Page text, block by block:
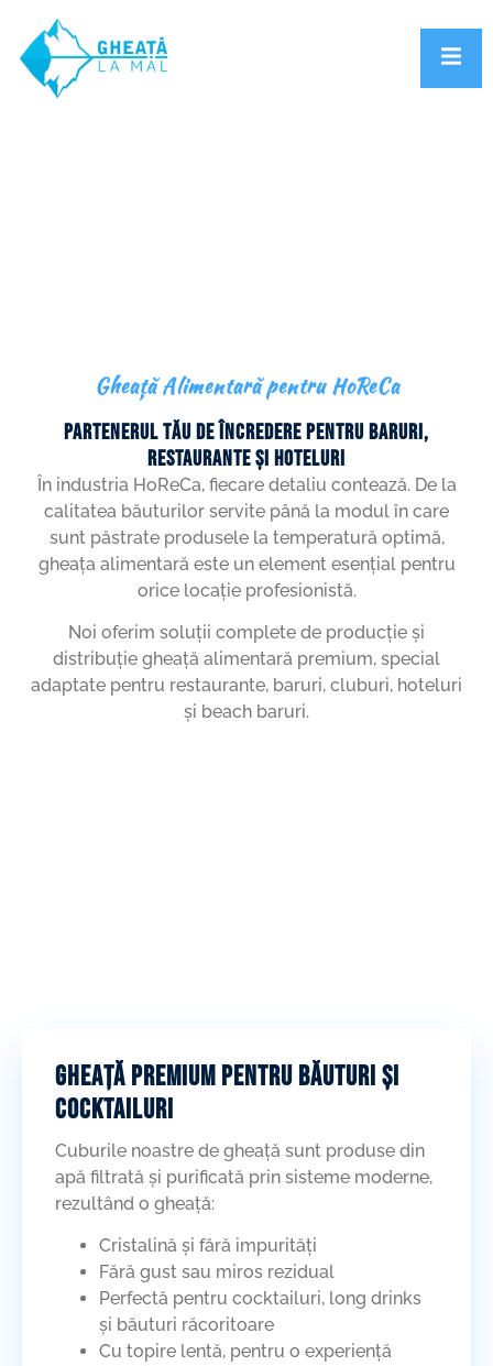
Gheață Alimentară pentru HoReCa
Partenerul tău de încredere pentru baruri,
restaurante și hoteluri
În industria HoReCa, fiecare detaliu contează. De la
calitatea băuturilor servite până la modul în care
sunt păstrate produsele la temperatură optimă,
gheața alimentară este un element esențial pentru
orice locație profesionistă.
Noi oferim soluții complete de producție și
distribuție gheață alimentară premium, special
adaptate pentru restaurante, baruri, cluburi, hoteluri
și beach baruri.
Gheață premium pentru băuturi și
cocktailuri
Cuburile noastre de gheață sunt produse din
apă filtrată și purificată prin sisteme moderne,
rezultând o gheață:
Cristalină și fără impurități
Fără gust sau miros rezidual
Perfectă pentru cocktailuri, long drinks
și băuturi răcoritoare
Cu topire lentă, pentru o experiență